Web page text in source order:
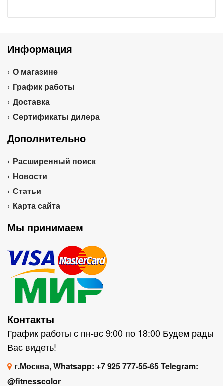
Информация
О магазине
График работы
Доставка
Сертификаты дилера
Дополнительно
Расширенный поиск
Новости
Статьи
Карта сайта
Мы принимаем
Контакты
График работы с пн-вс 9:00 по 18:00 Будем рады
Вас видеть!
г.Москва, Whatsapp: +7 925 777-55-65 Telegram:
@fitnesscolor